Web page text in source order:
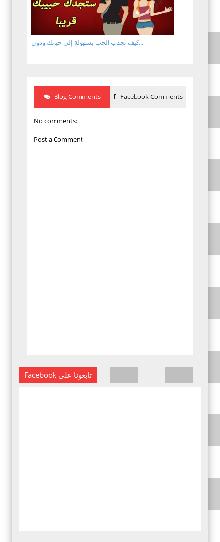
كيف تجذب الحب بسهولة إلى حياتك ودون...
Blog Comments Facebook Comments
No comments:
Post a Comment
Facebook تابعونا على